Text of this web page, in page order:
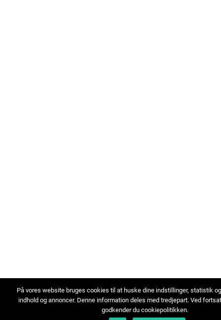
På vores website bruges cookies til at huske dine indstillinger, statistik
indhold og annoncer. Denne information deles med tredjepart. Ved
godkender du cookiepolitikken.